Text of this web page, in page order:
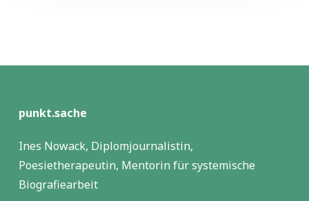
punkt.sache
Ines Nowack, Diplomjournalistin,
Poesietherapeutin, Mentorin für systemische
Biografiearbeit